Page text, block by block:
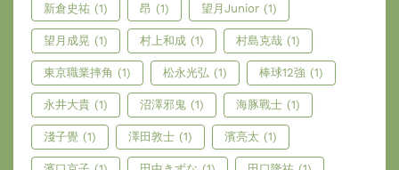
新倉史祐 (1) 昂 (1) 望月Junior (1)
望月成晃 (1) 村上和成 (1) 村島克哉 (1)
東京職業摔角 (1) 松永光弘 (1) 棒球12強 (1)
永井大貴 (1) 沼澤邪鬼 (1) 海豚戰士 (1)
淺子覺 (1) 澤田敦士 (1) 濱亮太 (1)